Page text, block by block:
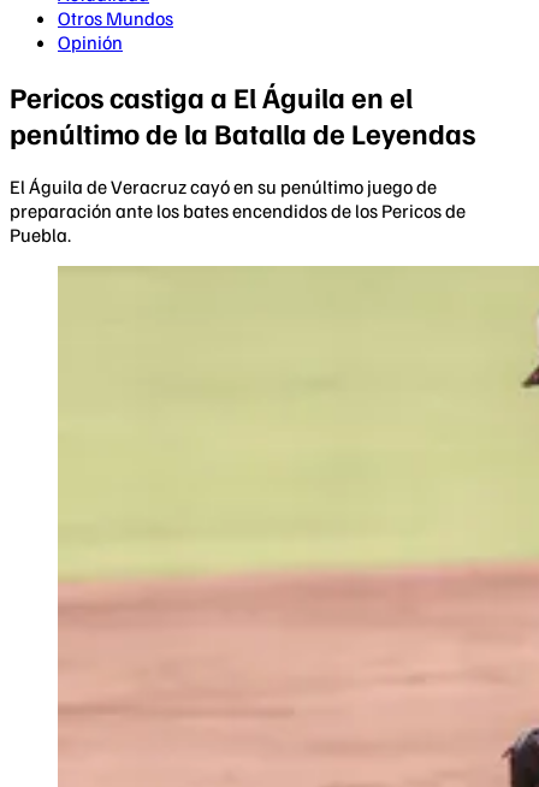
Otros Mundos
Opinión
Pericos castiga a El Águila en el
penúltimo de la Batalla de Leyendas
El Águila de Veracruz cayó en su penúltimo juego de
preparación ante los bates encendidos de los Pericos de
Puebla.